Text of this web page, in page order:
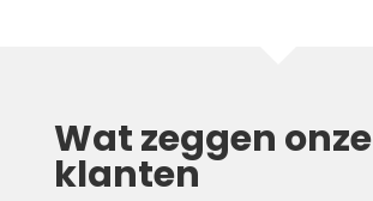
Wat zeggen onze
klanten